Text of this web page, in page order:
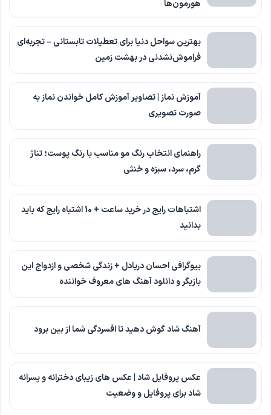
هورمون‌ها
بهترین سواحل دنیا برای تعطیلات تابستانی – تجربه‌ای
فراموش‌نشدنی در بهشت زمین
آموزش نماز | تصاویر آموزش کامل خواندن نماز به
صورت تصویری
راهنمای انتخاب رنگ مو مناسب با رنگ پوست؛ تناژ
گرم، سرد، سبزه و خنثی
اشتباهات رایج در خرید ساعت + 10 اشتباه رایج که باید
بدانید
بیوگرافی احسان دریادل + زندگی شخصی و ازدواج این
بازیگر و دانلود آهنگ های معروف خواننده
آهنگ شاد گوش دهید تا افسردگی شما از بین برود
عکس پروفایل شاد | عکس های زیبای دخترانه و پسرانه
شاد برای پروفایل و وضعیت